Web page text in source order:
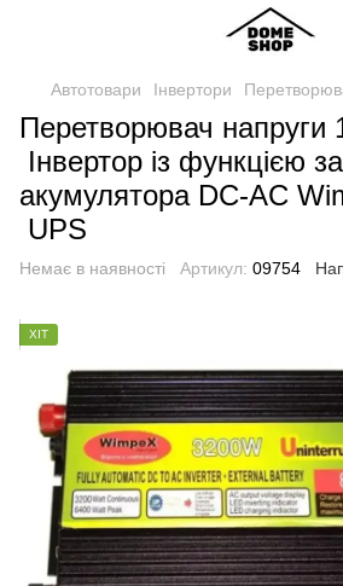
Автотовари Інвертори
Перетворювач напруги
Інвертор із функцією
акумулятора DC-AC
UPS
Немає в наявності Артикул: 09754
ХІТ